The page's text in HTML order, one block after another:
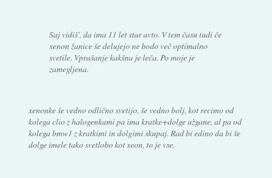
Saj vidiš', da ima 11 let star avto. V tem času tudi če
xenon žanice še delujejo ne bodo več optimalno
svetile. Vprašanje kakšna je leča. Po moje je
zamegljena.
xenonke še vedno odlično svetijo, še vedno bolj, kot recimo od
kolega clio z halogenkami pa ima kratke+dolge užgane, al pa od
kolega bmw1 z kratkimi in dolgimi skupaj. Rad bi edino da bi še
dolge imele tako svetlobo kot xeon, to je vse.